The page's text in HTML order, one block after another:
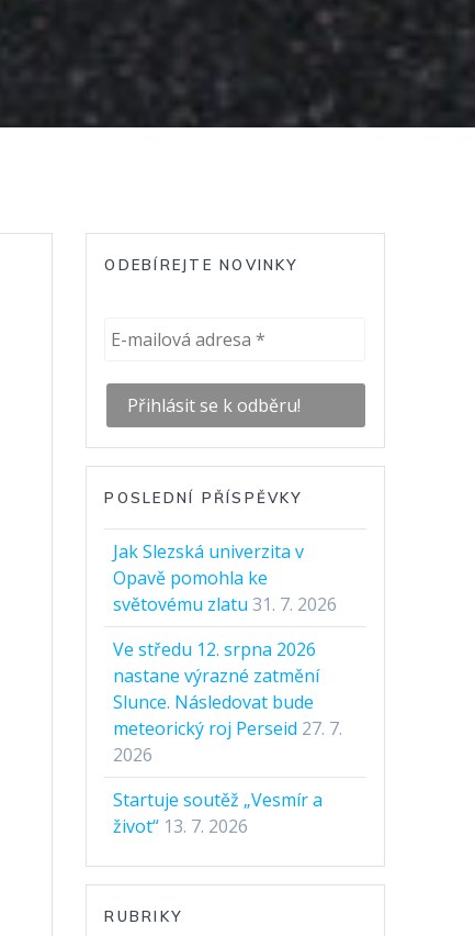
ODEBÍREJTE NOVINKY
POSLEDNÍ PŘÍSPĚVKY
Jak Slezská univerzita v
Opavě pomohla ke
světovému zlatu 31. 7. 2026
Ve středu 12. srpna 2026
nastane výrazné zatmění
Slunce. Následovat bude
meteorický roj Perseid 27. 7.
2026
Startuje soutěž „Vesmír a
život“ 13. 7. 2026
RUBRIKY